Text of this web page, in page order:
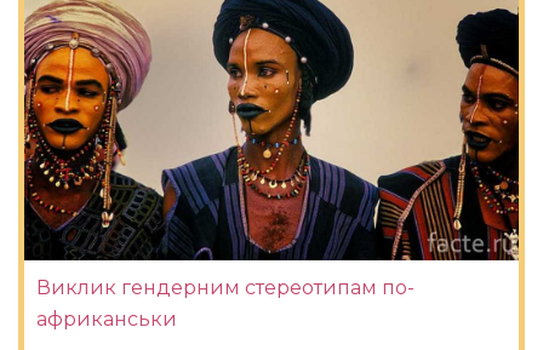
Виклик гендерним стереотипам по-
африканськи